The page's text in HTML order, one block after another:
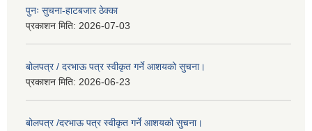
पुनः सुचना-हाटबजार ठेक्का
प्रकाशन मिति: 2026-07-03
बोलपत्र / दरभाऊ पत्र स्वीकृत गर्ने आशयको सुचना।
प्रकाशन मिति: 2026-06-23
बोलपत्र /दरभाऊ पत्र स्वीकृत गर्ने आशयको सुचना।